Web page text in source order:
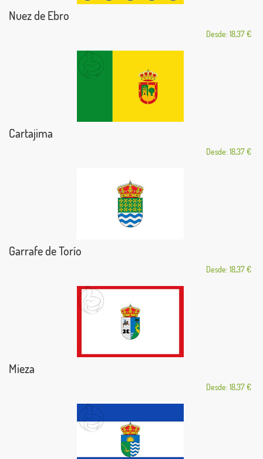
Nuez de Ebro
Desde: 18,37 €
Cartajima
Desde: 18,37 €
Garrafe de Torío
Desde: 18,37 €
Mieza
Desde: 18,37 €